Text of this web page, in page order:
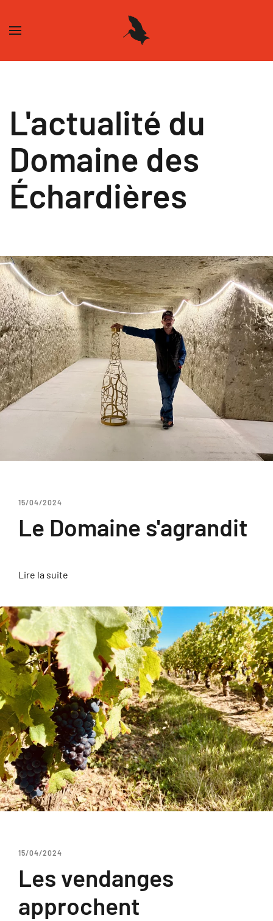
L'actualité du
Domaine des
Échardières
15/04/2024
Le Domaine s'agrandit
Lire la suite
15/04/2024
Les vendanges
approchent